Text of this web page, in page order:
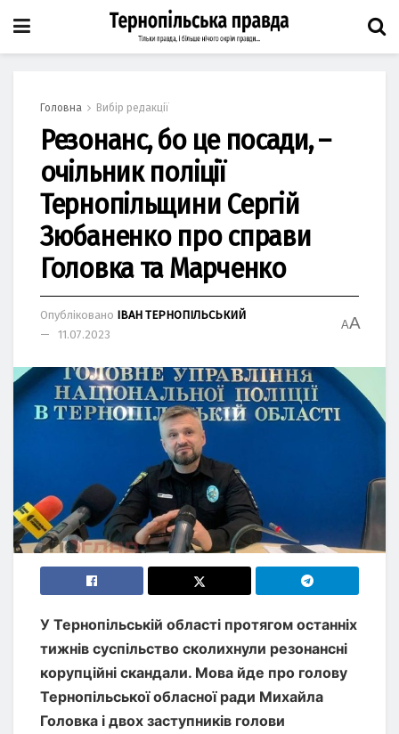
Головна Вибір редакції
Резонанс, бо це посади, –
очільник поліції
Тернопільщини Сергій
Зюбаненко про справи
Головка та Марченко
Опубліковано ІВАН ТЕРНОПІЛЬСЬКИЙ
11.07.2023
AA
У Тернопільській області протягом останніх
тижнів суспільство сколихнули резонансні
корупційні скандали. Мова йде про голову
Тернопільської обласної ради Михайла
Головка і двох заступників голови